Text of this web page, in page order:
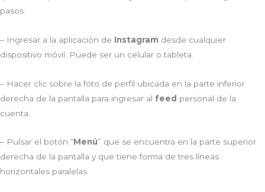
pasos:
– Ingresar a la aplicación de Instagram desde cualquier
dispositivo móvil. Puede ser un celular o tableta.
– Hacer clic sobre la foto de perfil ubicada en la parte inferior
derecha de la pantalla para ingresar al feed personal de la
cuenta.
– Pulsar el botón “Menú” que se encuentra en la parte superior
derecha de la pantalla y que tiene forma de tres líneas
horizontales paralelas.